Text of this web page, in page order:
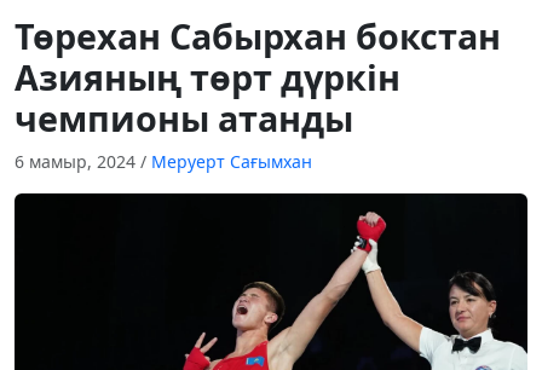
Төрехан Сабырхан бокстан
Азияның төрт дүркін
чемпионы атанды
6 мамыр, 2024 / Меруерт Сағымхан